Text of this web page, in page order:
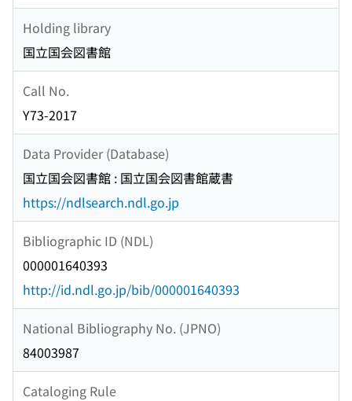
Holding library
国立国会図書館
Call No.
Y73-2017
Data Provider (Database)
国立国会図書館 : 国立国会図書館蔵書
https://ndlsearch.ndl.go.jp
Bibliographic ID (NDL)
000001640393
http://id.ndl.go.jp/bib/000001640393
National Bibliography No. (JPNO)
84003987
Cataloging Rule